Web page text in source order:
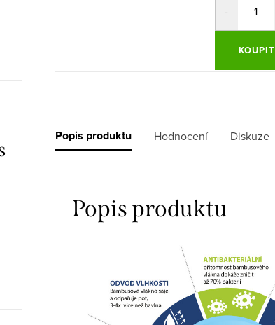
KOUPIT
Popis produktu Hodnocení Diskuze
Popis produktu